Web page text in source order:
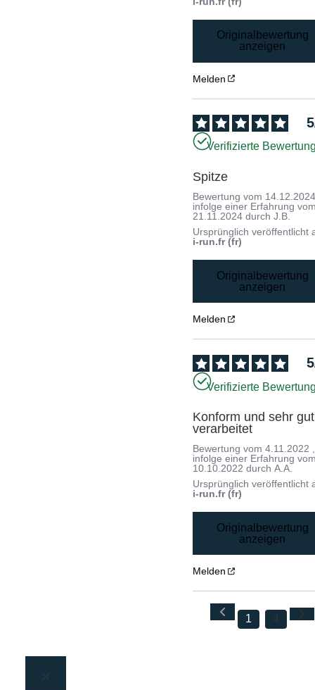
Originalbewertung
anzeigen
Melden
5
Verifizierte
Spitze
Bewertung vom
infolge einer Erfahrung
21.11.2024 durchJ.B.
Ursprünglich veröffentlicht
i-run.fr (fr)
Originalbewertung
anzeigen
Melden
5
Verifizierte
Konform und sehr gut
verarbeitet
Bewertung vom4.11.2022 ,
infolge einer Erfahrung
10.10.2022 durchA.A.
Ursprünglich veröffentlicht
i-run.fr (fr)
Originalbewertung
anzeigen
Melden
1 4